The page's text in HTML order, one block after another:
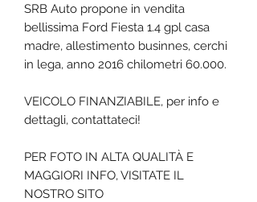
SRB Auto propone in vendita
bellissima Ford Fiesta 1.4 gpl casa
madre, allestimento businnes, cerchi
in lega, anno 2016 chilometri 60.000.
VEICOLO FINANZIABILE, per info e
dettagli, contattateci!
PER FOTO IN ALTA QUALITÀ E
MAGGIORI INFO, VISITATE IL
NOSTRO SITO